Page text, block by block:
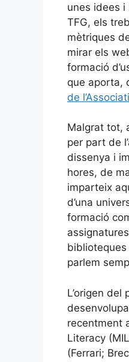
unes idees i
TFG, els
mètriques
mirar els
formació
que aporta,
de
Malgrat tot,
per part de
dissenya i
hores, de
imparteix
d’una
formació
parlem
L’origen
recentment
Literacy
(Ferrari;